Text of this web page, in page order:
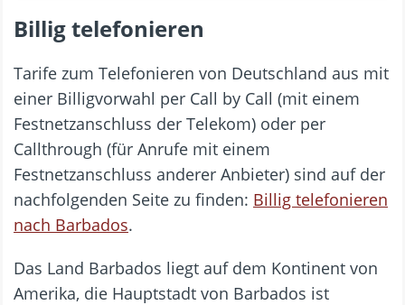
Billig telefonieren
Tarife zum Telefonieren von Deutschland aus mit
einer Billigvorwahl per Call by Call (mit einem
Festnetzanschluss der Telekom) oder per
Callthrough (für Anrufe mit einem
Festnetzanschluss anderer Anbieter) sind auf der
nachfolgenden Seite zu finden: Billig telefonieren
nach Barbados.
Das Land Barbados liegt auf dem Kontinent von
Amerika, die Hauptstadt von Barbados ist